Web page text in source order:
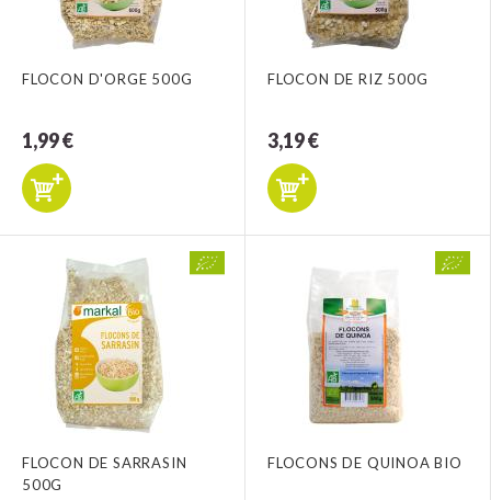
FLOCON D'ORGE 500G
1,99 €
FLOCON DE RIZ 500G
3,19 €
FLOCON DE SARRASIN
500G
FLOCONS DE QUINOA BIO